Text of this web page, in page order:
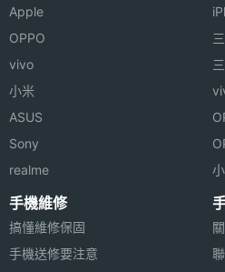
蓋也能撥打電話）
◎ 獨特內、外翻蓋觸控螢幕，
◎ 2.4 吋 QVGA 觸控螢幕、
析度
◎ 30 萬畫素相機，支援影片
◎ 支援無線藍牙立體聲 / FM
◎ 支援黑名單 / 來電轉接 / 電
◎ 支援 microSD 記憶卡擴充
記憶卡
量
最大通
話時間
最大待
機時間
Apple
OPPO
vivo
小米
ASUS
Sony
realme
手機維修
搞懂維修保固
手機送修要注意